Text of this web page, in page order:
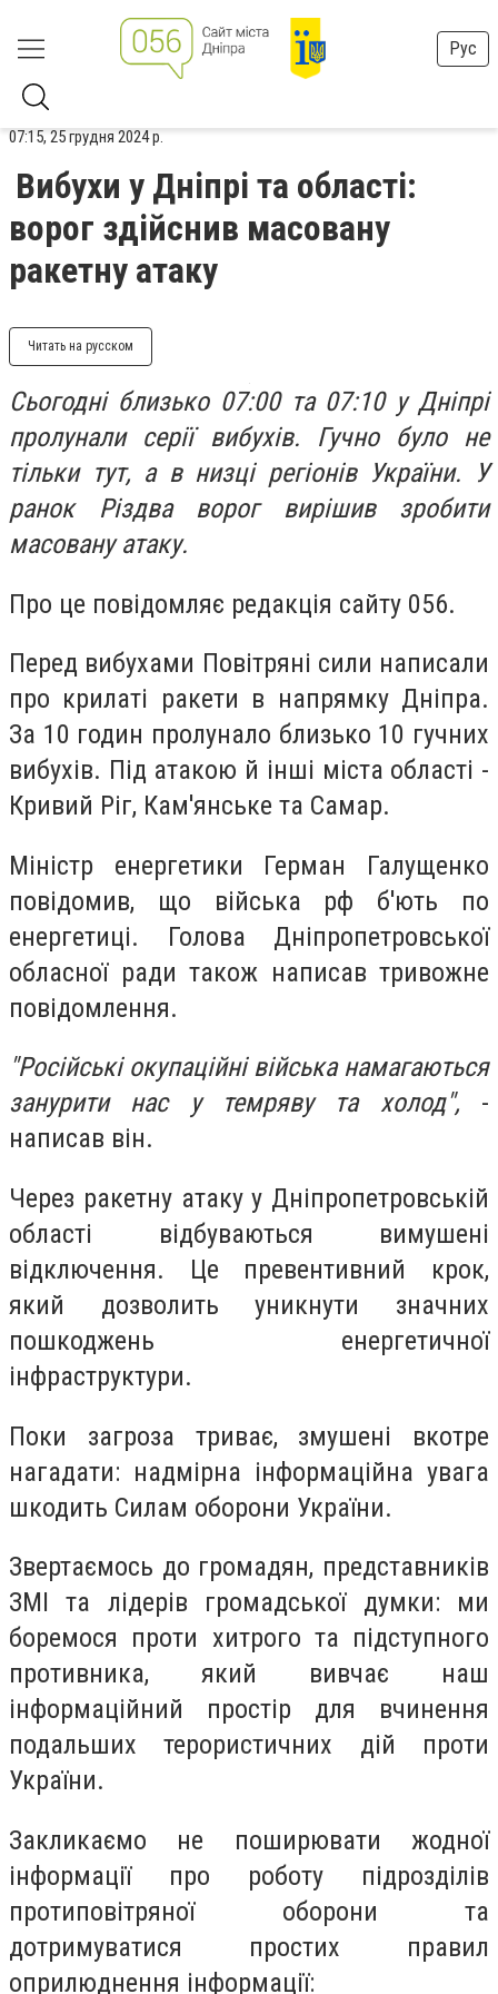
Рус
07:15, 25 грудня 2024 р.
Вибухи у Дніпрі та області:
ворог здійснив масовану
ракетну атаку
Читать на русском
Сьогодні близько 07:00 та 07:10 у Дніпрі
пролунали серії вибухів. Гучно було не
тільки тут, а в низці регіонів України. У
ранок Різдва ворог вирішив зробити
масовану атаку.
Про це повідомляє редакція сайту 056.
Перед вибухами Повітряні сили написали
про крилаті ракети в напрямку Дніпра.
За 10 годин пролунало близько 10 гучних
вибухів. Під атакою й інші міста області -
Кривий Ріг, Кам'янське та Самар.
Міністр енергетики Герман Галущенко
повідомив, що війська рф б'ють по
енергетиці. Голова Дніпропетровської
обласної ради також написав тривожне
повідомлення.
"Російські окупаційні війська намагаються
занурити нас у темряву та холод", -
написав він.
Через ракетну атаку у Дніпропетровській
області відбуваються вимушені
відключення. Це превентивний крок,
який дозволить уникнути значних
пошкоджень енергетичної
інфраструктури.
Поки загроза триває, змушені вкотре
нагадати: надмірна інформаційна увага
шкодить Силам оборони України.
Звертаємось до громадян, представників
ЗМІ та лідерів громадської думки: ми
боремося проти хитрого та підступного
противника, який вивчає наш
інформаційний простір для вчинення
подальших терористичних дій проти
України.
Закликаємо не поширювати жодної
інформації про роботу підрозділів
протиповітряної оборони та
дотримуватися простих правил
оприлюднення інформації: